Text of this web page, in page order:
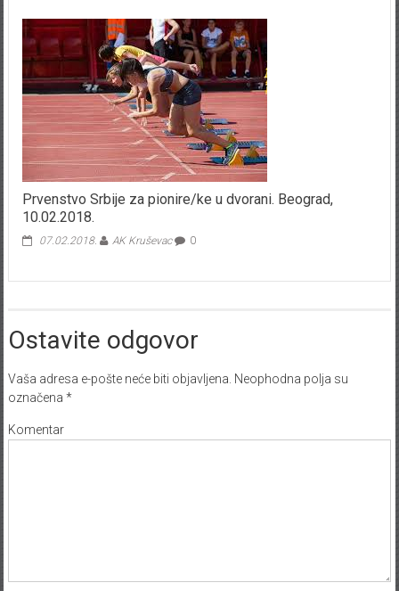
Prvenstvo Srbije za pionire/ke u dvorani. Beograd,
10.02.2018.
07.02.2018. AK Kruševac 0
Ostavite odgovor
Vaša adresa e-pošte neće biti objavljena. Neophodna polja su
označena *
Komentar